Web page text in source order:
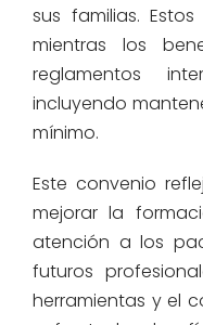
sus familias.
mientras los
reglamentos
incluyendo
mínimo.
Este convenio
mejorar la
atención a los
futuros
herramientas y el